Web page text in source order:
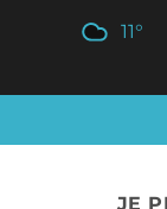
11°
JE